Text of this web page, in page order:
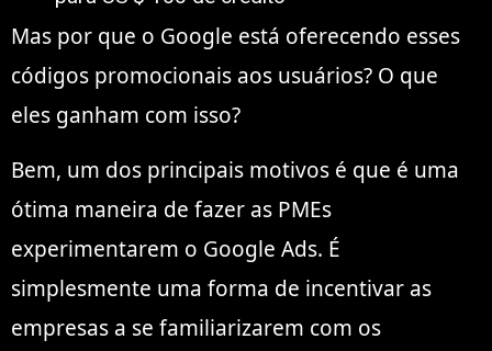
Mas por que o Google está oferecendo esses
códigos promocionais aos usuários? O que
eles ganham com isso?
Bem, um dos principais motivos é que é uma
ótima maneira de fazer as PMEs
experimentarem o Google Ads. É
simplesmente uma forma de incentivar as
empresas a se familiarizarem com os